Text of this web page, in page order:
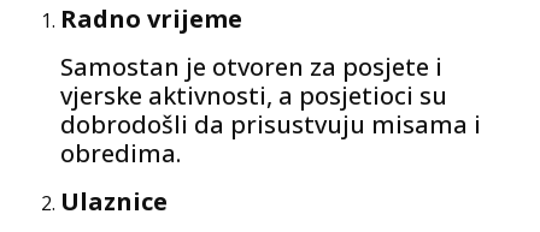
Radno vrijeme
Samostan je otvoren za posjete i
vjerske aktivnosti, a posjetioci su
dobrodošli da prisustvuju misama i
obredima.
Ulaznice